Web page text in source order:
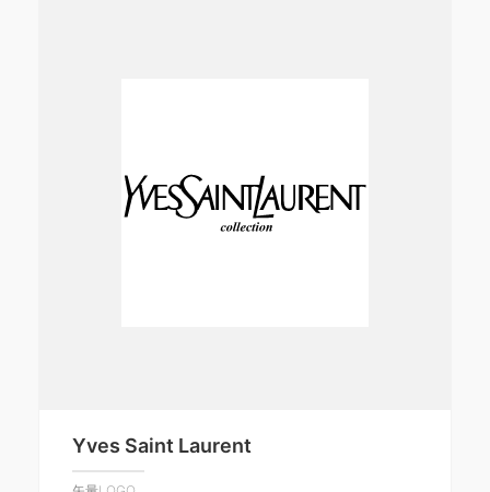
Yves Saint Laurent